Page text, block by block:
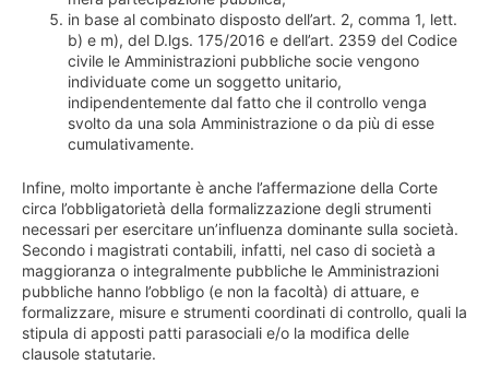
in base al combinato disposto dell’art. 2, comma 1, lett.
b) e m), del D.lgs. 175/2016 e dell’art. 2359 del Codice
civile le Amministrazioni pubbliche socie vengono
individuate come un soggetto unitario,
indipendentemente dal fatto che il controllo venga
svolto da una sola Amministrazione o da più di esse
cumulativamente.
Infine, molto importante è anche l’affermazione della Corte
circa l’obbligatorietà della formalizzazione degli strumenti
necessari per esercitare un’influenza dominante sulla società.
Secondo i magistrati contabili, infatti, nel caso di società a
maggioranza o integralmente pubbliche le Amministrazioni
pubbliche hanno l’obbligo (e non la facoltà) di attuare, e
formalizzare, misure e strumenti coordinati di controllo, quali la
stipula di apposti patti parasociali e/o la modifica delle
clausole statutarie.